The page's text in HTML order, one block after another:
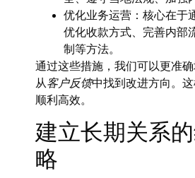
优化业务运营 ：核心在于
优化收款方式、完善内部
制等方法。
通过这些措施，我们可以更准
从客户反馈中找到改进方向。
顺利高效。
建立长期关系
略